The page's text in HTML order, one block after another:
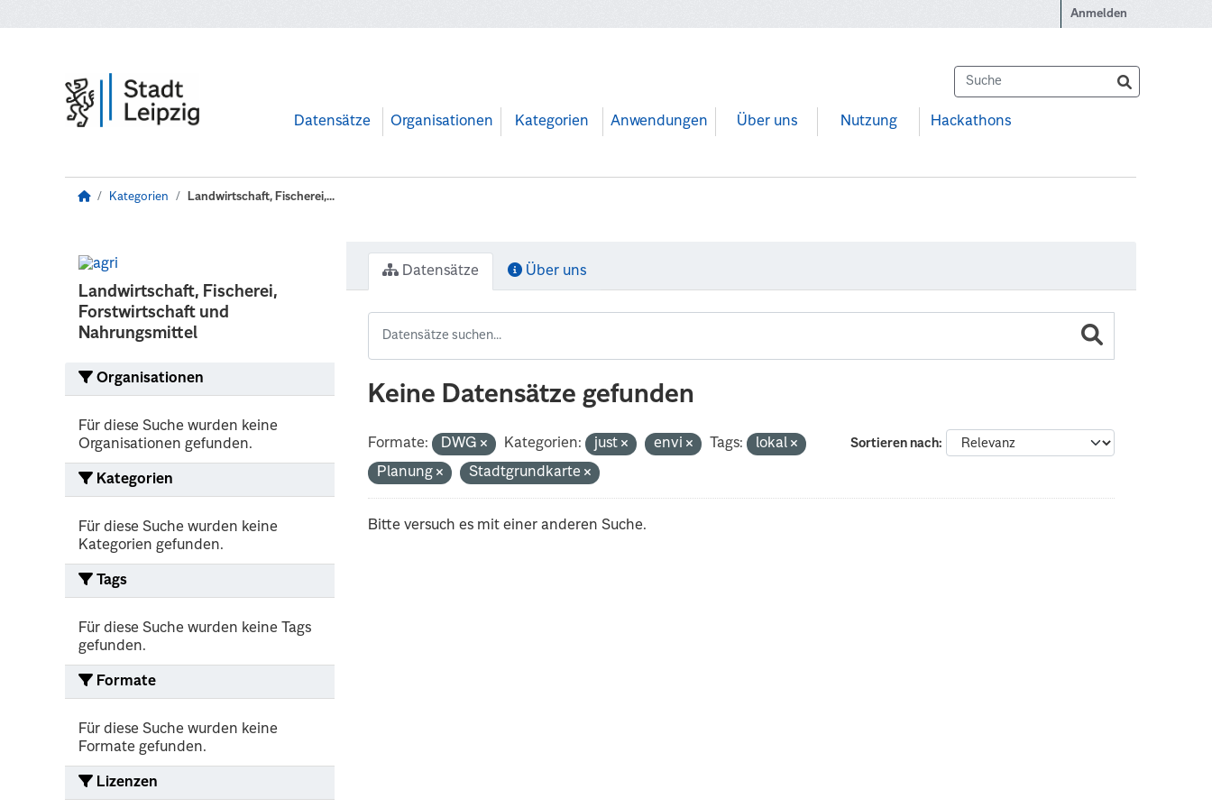
Anmelden
Datensätze Organisationen Kategorien Anwendungen Über uns Nutzung Hackathons
Kategorien Landwirtschaft, Fischerei,...
Landwirtschaft, Fischerei,
Forstwirtschaft und
Nahrungsmittel
Organisationen
Für diese Suche wurden keine
Organisationen gefunden.
Kategorien
Für diese Suche wurden keine
Kategorien gefunden.
Tags
Für diese Suche wurden keine Tags
gefunden.
Formate
Für diese Suche wurden keine
Formate gefunden.
Lizenzen
Datensätze Über uns
Keine Datensätze gefunden
Sortieren nach
Formate: DWG Kategorien: just envi Tags:
lokal
Planung
Stadtgrundkarte
Bitte versuch es mit einer anderen Suche.